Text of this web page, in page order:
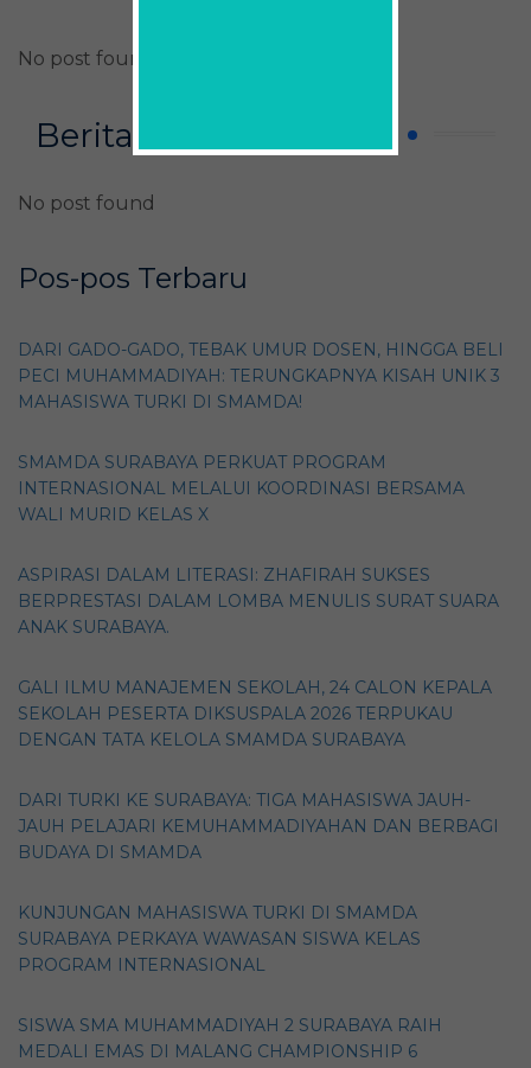
No post found
Berita Ekstrakurikuler
No post found
Pos-pos Terbaru
DARI GADO-GADO, TEBAK UMUR DOSEN, HINGGA BELI
PECI MUHAMMADIYAH: TERUNGKAPNYA KISAH UNIK 3
MAHASISWA TURKI DI SMAMDA!
SMAMDA SURABAYA PERKUAT PROGRAM
INTERNASIONAL MELALUI KOORDINASI BERSAMA
WALI MURID KELAS X
ASPIRASI DALAM LITERASI: ZHAFIRAH SUKSES
BERPRESTASI DALAM LOMBA MENULIS SURAT SUARA
ANAK SURABAYA.
GALI ILMU MANAJEMEN SEKOLAH, 24 CALON KEPALA
SEKOLAH PESERTA DIKSUSPALA 2026 TERPUKAU
DENGAN TATA KELOLA SMAMDA SURABAYA
DARI TURKI KE SURABAYA: TIGA MAHASISWA JAUH-
JAUH PELAJARI KEMUHAMMADIYAHAN DAN BERBAGI
BUDAYA DI SMAMDA
KUNJUNGAN MAHASISWA TURKI DI SMAMDA
SURABAYA PERKAYA WAWASAN SISWA KELAS
PROGRAM INTERNASIONAL
SISWA SMA MUHAMMADIYAH 2 SURABAYA RAIH
MEDALI EMAS DI MALANG CHAMPIONSHIP 6